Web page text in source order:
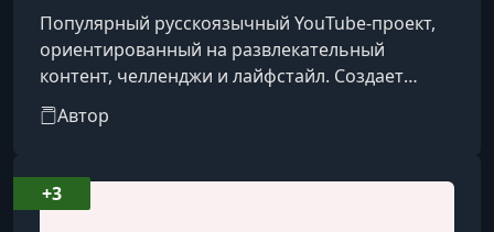
Популярный русскоязычный YouTube-проект,
ориентированный на развлекательный
контент, челленджи и лайфстайл. Создает
видео, которые строятся на динамике, юморе и
активном взаимодействии с командой или
Автор
+3